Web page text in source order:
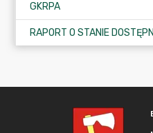
GKRPA
RAPORT O STANIE